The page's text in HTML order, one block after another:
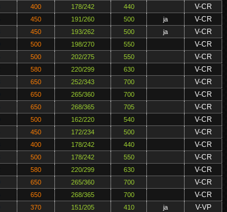
400 178/242 440 V-CR
450 191/260 500 ja V-CR
450 193/262 500 ja V-CR
500 198/270 550 V-CR
500 202/275 550 V-CR
580 220/299 630 V-CR
650 252/343 700 V-CR
650 265/360 700 V-CR
650 268/365 705 V-CR
500 162/220 540 V-CR
450 172/234 500 V-CR
400 178/242 440 V-CR
500 178/242 550 V-CR
580 220/299 630 V-CR
650 265/360 700 V-CR
650 268/365 700 V-CR
370 151/205 410 ja V-VP